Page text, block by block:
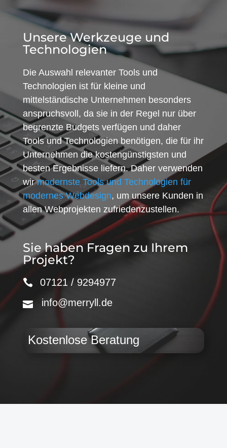
Unsere Werkzeuge und
Technologien
Die Auswahl relevanter Tools und
Technologien ist für kleine und
mittelständische Unternehmen besonders
anspruchsvoll, da sie in der Regel nur über
begrenzte Budgets verfügen und daher
Tools und Technologien benötigen, die für ihr
Unternehmen die kostengünstigsten und
besten Ergebnisse liefern. Daher verwenden
wirmodernste Tools und Technologien für
modernes Webdesign, um unsere Kunden in
allen Webprojekten zufriedenzustellen.
Sie haben Fragen zu Ihrem
Projekt?
07121 / 9294977
info@merryll.de
Kostenlose Beratung